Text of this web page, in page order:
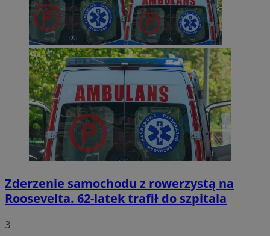
Zderzenie samochodu z rowerzystą na
Roosevelta. 62-latek trafił do szpitala
3